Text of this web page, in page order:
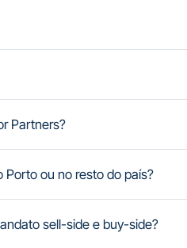
Partners?
Porto ou no resto do país?
sell-side e buy-side?